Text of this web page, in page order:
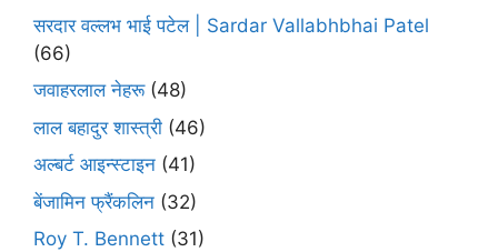
सरदार वल्लभ भाई पटेल | Sardar Vallabhbhai Patel
(66)
जवाहरलाल नेहरू(48)
लाल बहादुर शास्त्री (46)
अल्बर्ट आइन्स्टाइन (41)
बेंजामिन फ्रैंकलिन (32)
Roy T. Bennett (31)